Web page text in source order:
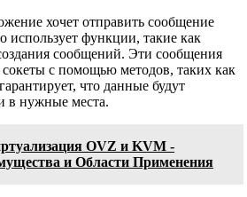
хочет отправить сообщение
использует функции, такие как
сообщений. Эти сообщения
сокеты с помощью методов, таких как
что данные будут
в нужные места.
OVZ и KVM -
и Области Применения